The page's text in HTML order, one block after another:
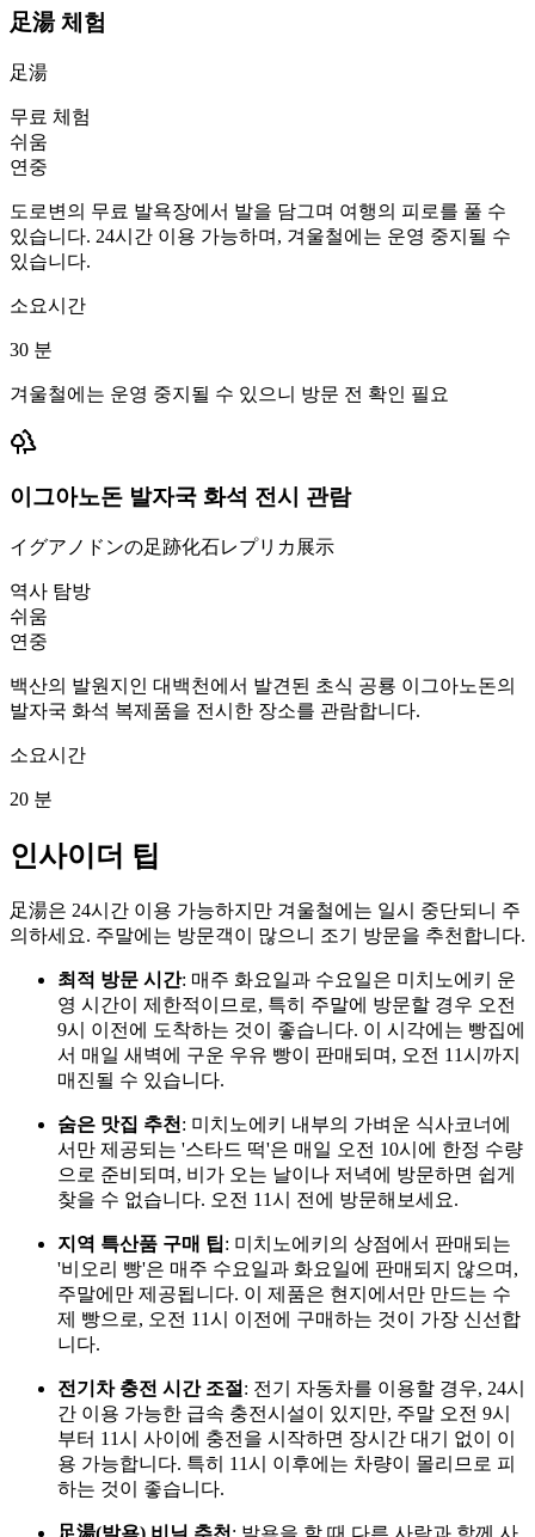
足湯 체험
足湯
무료 체험
쉬움
연중
도로변의 무료 발욕장에서 발을 담그며 여행의 피로를 풀 수
있습니다. 24시간 이용 가능하며, 겨울철에는 운영 중지될 수
있습니다.
소요시간
30 분
겨울철에는 운영 중지될 수 있으니 방문 전 확인 필요
이그아노돈 발자국 화석 전시 관람
イグアノドンの足跡化石レプリカ展示
역사 탐방
쉬움
연중
백산의 발원지인 대백천에서 발견된 초식 공룡 이그아노돈의
발자국 화석 복제품을 전시한 장소를 관람합니다.
소요시간
20 분
인사이더 팁
足湯은 24시간 이용 가능하지만 겨울철에는 일시 중단되니 주
의하세요. 주말에는 방문객이 많으니 조기 방문을 추천합니다.
최적 방문 시간: 매주 화요일과 수요일은 미치노에키 운
영 시간이 제한적이므로, 특히 주말에 방문할 경우 오전
9시 이전에 도착하는 것이 좋습니다. 이 시각에는 빵집에
서 매일 새벽에 구운 우유 빵이 판매되며, 오전 11시까지
매진될 수 있습니다.
숨은 맛집 추천 : 미치노에키 내부의 가벼운 식사코너에
서만 제공되는 '스타드 떡'은 매일 오전 10시에 한정 수량
으로 준비되며, 비가 오는 날이나 저녁에 방문하면 쉽게
찾을 수 없습니다. 오전 11시 전에 방문해보세요.
지역 특산품 구매 팁: 미치노에키의 상점에서 판매되는
'비오리 빵'은 매주 수요일과 화요일에 판매되지 않으며,
주말에만 제공됩니다. 이 제품은 현지에서만 만드는 수
제 빵으로, 오전 11시 이전에 구매하는 것이 가장 신선합
니다.
전기차 충전 시간 조절 : 전기 자동차를 이용할 경우, 24시
간 이용 가능한 급속 충전시설이 있지만, 주말 오전 9시
부터 11시 사이에 충전을 시작하면 장시간 대기 없이 이
용 가능합니다. 특히 11시 이후에는 차량이 몰리므로 피
하는 것이 좋습니다.
足湯(발욕) 비닐 추천 : 발욕을 할 때 다른 사람과 함께 사